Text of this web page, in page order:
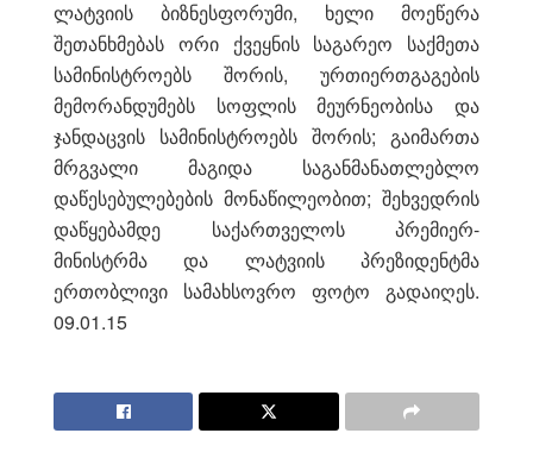
ლატვიის ბიზნესფორუმი, ხელი მოეწერა
შეთანხმებას ორი ქვეყნის საგარეო საქმეთა
სამინისტროებს შორის, ურთიერთგაგების
მემორანდუმებს სოფლის მეურნეობისა და
ჯანდაცვის სამინისტროებს შორის; გაიმართა
მრგვალი მაგიდა საგანმანათლებლო
დაწესებულებების მონაწილეობით; შეხვედრის
დაწყებამდე საქართველოს პრემიერ-
მინისტრმა და ლატვიის პრეზიდენტმა
ერთობლივი სამახსოვრო ფოტო გადაიღეს.
09.01.15